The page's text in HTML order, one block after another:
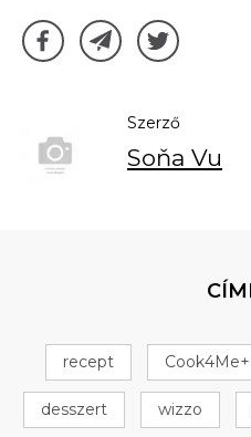
Szerző
Soňa Vu
recept Cook4Me+
desszert wizzo